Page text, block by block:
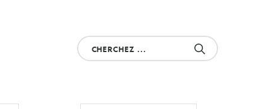
Cherchez
votre
produit